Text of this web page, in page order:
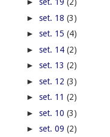
► set. 18 (3)
► set. 15 (4)
► set. 14 (2)
► set. 13 (2)
► set. 12 (3)
► set. 11 (2)
► set. 10 (3)
► set. 09 (2)